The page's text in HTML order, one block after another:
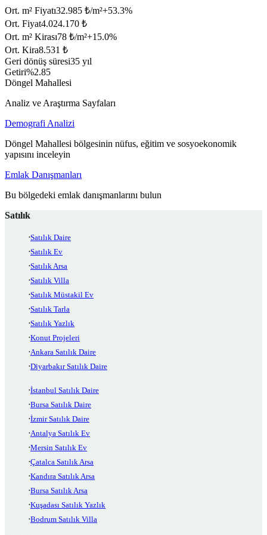
Ort. m² Fiyatı32.985 ₺/m²+53.3%
Ort. Fiyat4.024.170 ₺
Ort. m² Kirası78 ₺/m²+15.0%
Ort. Kira8.531 ₺
Geri dönüş süresi35 yıl
Getiri%2.85
Döngel Mahallesi
Analiz ve Araştırma Sayfaları
Demografi Analizi
Döngel Mahallesi bölgesinin nüfus, eğitim ve sosyoekonomik
yapısını inceleyin
Emlak Danışmanları
Bu bölgedeki emlak danışmanlarını bulun
Satılık
Satılık Daire
Satılık Ev
Satılık Arsa
Satılık Villa
Satılık Müstakil Ev
Satılık Tarla
Satılık Yazlık
Konut Projeleri
Ankara Satılık Daire
Diyarbakır Satılık Daire
İstanbul Satılık Daire
Bursa Satılık Daire
İzmir Satılık Daire
Antalya Satılık Ev
Mersin Satılık Ev
Çatalca Satılık Arsa
Kandıra Satılık Arsa
Bursa Satılık Arsa
Kuşadası Satılık Yazlık
Bodrum Satılık Villa